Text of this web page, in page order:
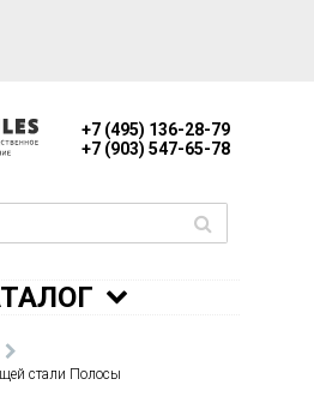
+7 (495) 136-28-79
+7 (903) 547-65-78
стали Полосы